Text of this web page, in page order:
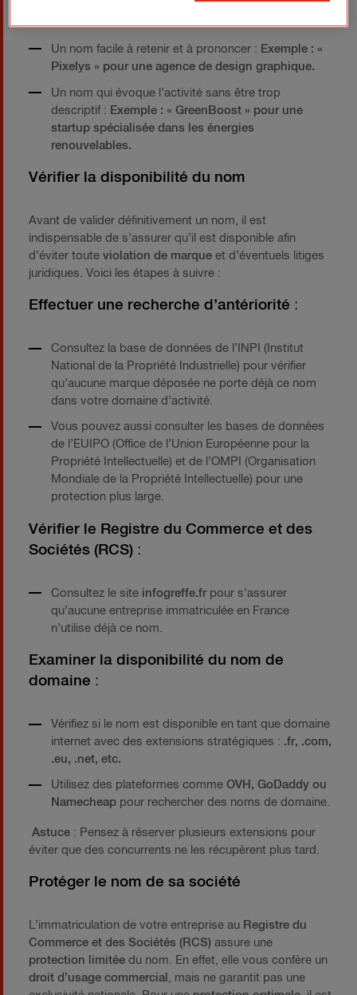
Un nom facile à retenir et à prononcer : Exemple : «
Pixelys » pour une agence de design graphique.
Un nom qui évoque l’activité sans être trop
descriptif : Exemple : « GreenBoost » pour une
startup spécialisée dans les énergies
renouvelables.
Vérifier la disponibilité du nom
Avant de valider définitivement un nom, il est
indispensable de s’assurer qu’il est disponible afin
d’éviter toute violation de marque et d’éventuels litiges
juridiques. Voici les étapes à suivre :
Effectuer une recherche d’antériorité :
Consultez la base de données de l’INPI (Institut
National de la Propriété Industrielle) pour vérifier
qu’aucune marque déposée ne porte déjà ce nom
dans votre domaine d’activité.
Vous pouvez aussi consulter les bases de données
de l’EUIPO (Office de l’Union Européenne pour la
Propriété Intellectuelle) et de l’OMPI (Organisation
Mondiale de la Propriété Intellectuelle) pour une
protection plus large.
Vérifier le Registre du Commerce et des
Sociétés (RCS) :
Consultez le site infogreffe.frpour s’assurer
qu’aucune entreprise immatriculée en France
n’utilise déjà ce nom.
Examiner la disponibilité du nom de
domaine :
Vérifiez si le nom est disponible en tant que domaine
internet avec des extensions stratégiques : .fr, .com,
.eu, .net, etc.
Utilisez des plateformes comme OVH, GoDaddy ou
Namecheap pour rechercher des noms de domaine.
Astuce : Pensez à réserver plusieurs extensions pour
éviter que des concurrents ne les récupèrent plus tard.
Protéger le nom de sa société
L’immatriculation de votre entreprise au Registre du
Commerce et des Sociétés (RCS) assure une
protection limitée du nom. En effet, elle vous confère un
droit d’usage commercial , mais ne garantit pas une